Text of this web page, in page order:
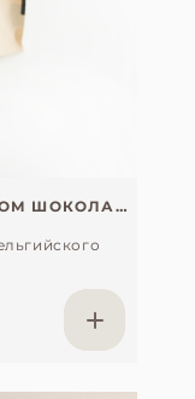
МАНГО В ТЁМНОМ БЕЛЬГИЙСКОМ ШОКОЛАДЕ